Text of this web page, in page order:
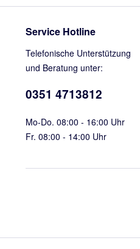
Service Hotline
Telefonische Unterstützung
und Beratung unter:
0351 4713812
Mo-Do. 08:00 - 16:00 Uhr
Fr. 08:00 - 14:00 Uhr